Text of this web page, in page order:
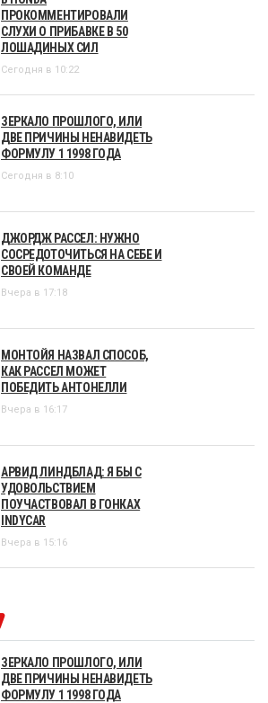
ПРОКОММЕНТИРОВАЛИ
СЛУХИ О ПРИБАВКЕ В 50
ЛОШАДИНЫХ СИЛ
Сегодня в 10:22
ЗЕРКАЛО ПРОШЛОГО, ИЛИ
ДВЕ ПРИЧИНЫ НЕНАВИДЕТЬ
ФОРМУЛУ 1 1998 ГОДА
Сегодня в 8:10
ДЖОРДЖ РАССЕЛ: НУЖНО
СОСРЕДОТОЧИТЬСЯ НА СЕБЕ И
СВОЕЙ КОМАНДЕ
Вчера в 17:18
МОНТОЙЯ НАЗВАЛ СПОСОБ,
КАК РАССЕЛ МОЖЕТ
ПОБЕДИТЬ АНТОНЕЛЛИ
Вчера в 16:17
АРВИД ЛИНДБЛАД: Я БЫ С
УДОВОЛЬСТВИЕМ
ПОУЧАСТВОВАЛ В ГОНКАХ
INDYCAR
Вчера в 15:16
ЗЕРКАЛО ПРОШЛОГО, ИЛИ
ДВЕ ПРИЧИНЫ НЕНАВИДЕТЬ
ФОРМУЛУ 1 1998 ГОДА